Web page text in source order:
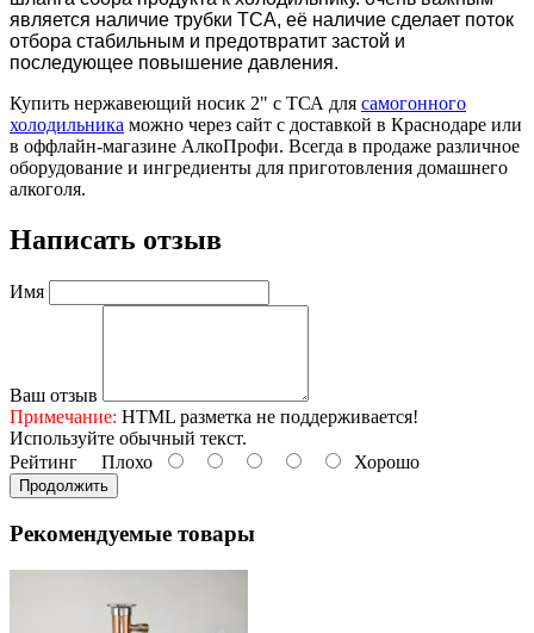
является наличие трубки ТСА, её наличие сделает поток
отбора стабильным и предотвратит застой и
последующее повышение давления.
Купить нержавеющий носик 2" с ТСА для самогонного
холодильника можно через сайт с доставкой в Краснодаре или
в оффлайн-магазине АлкоПрофи. Всегда в продаже различное
оборудование и ингредиенты для приготовления домашнего
алкоголя.
Написать отзыв
Имя
Ваш отзыв
Примечание: HTML разметка не поддерживается!
Используйте обычный текст.
Рейтинг Плохо Хорошо
Продолжить
Рекомендуемые товары